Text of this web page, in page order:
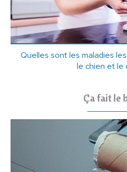
Quelles sont les maladies
le chien et le
Ça fait le